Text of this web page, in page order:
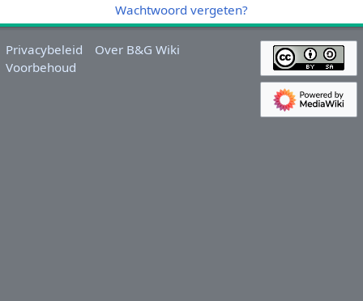
Wachtwoord vergeten?
Privacybeleid
Over B&G Wiki
Voorbehoud